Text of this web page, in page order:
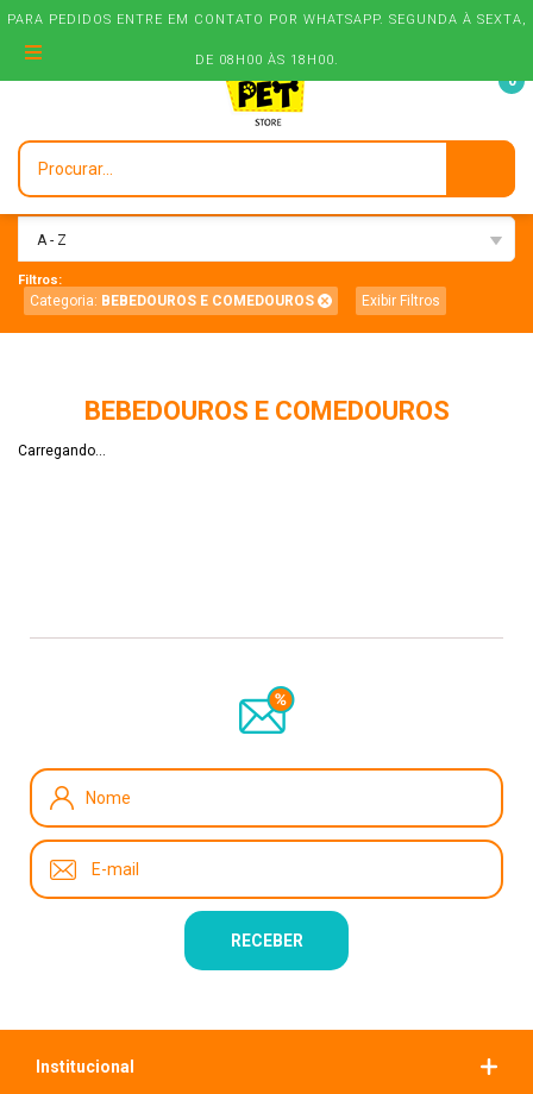
PARA PEDIDOS ENTRE EM CONTATO POR WHATSAPP. SEGUNDA À SEXTA,
DE 08H00 ÀS 18H00.
0
A - Z
Filtros:
Categoria: BEBEDOUROS E COMEDOUROS Exibir Filtros
BEBEDOUROS E COMEDOUROS
Carregando...
Institucional